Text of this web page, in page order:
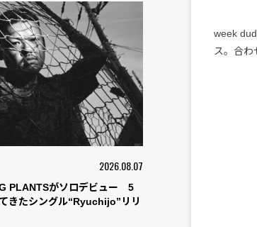
2026.08.07
PLANTSがソロデビュー 5
きたシングル“Ryuchijo”リリ
week
ス。合わ